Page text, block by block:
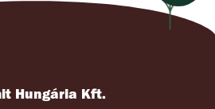
Hungária Kft.